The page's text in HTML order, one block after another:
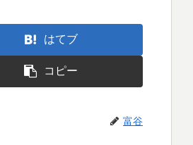
はてブ
コピー
富谷